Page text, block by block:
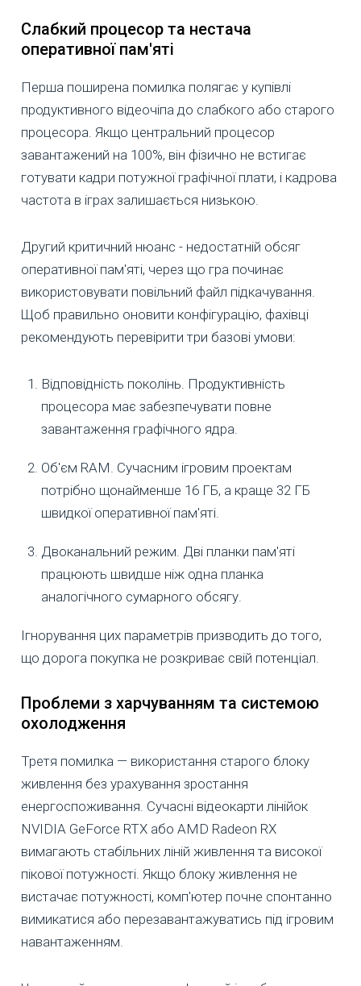
Слабкий процесор та нестача
оперативної пам'яті
Перша поширена помилка полягає у купівлі
продуктивного відеочіпа до слабкого або старого
процесора. Якщо центральний процесор
завантажений на 100%, він фізично не встигає
готувати кадри потужної графічної плати, і кадрова
частота в іграх залишається низькою.
Другий критичний нюанс - недостатній обсяг
оперативної пам'яті, через що гра починає
використовувати повільний файл підкачування.
Щоб правильно оновити конфігурацію, фахівці
рекомендують перевірити три базові умови:
Відповідність поколінь. Продуктивність
процесора має забезпечувати повне
завантаження графічного ядра.
Об'єм RAM. Сучасним ігровим проектам
потрібно щонайменше 16 ГБ, а краще 32 ГБ
швидкої оперативної пам'яті.
Двоканальний режим. Дві планки пам'яті
працюють швидше ніж одна планка
аналогічного сумарного обсягу.
Ігнорування цих параметрів призводить до того,
що дорога покупка не розкриває свій потенціал.
Проблеми з харчуванням та системою
охолодження
Третя помилка — використання старого блоку
живлення без урахування зростання
енергоспоживання. Сучасні відеокарти лінійок
NVIDIA GeForce RTX або AMD Radeon RX
вимагають стабільних ліній живлення та високої
пікової потужності. Якщо блоку живлення не
вистачає потужності, комп'ютер почне спонтанно
вимикатися або перезавантажуватись під ігровим
навантаженням.